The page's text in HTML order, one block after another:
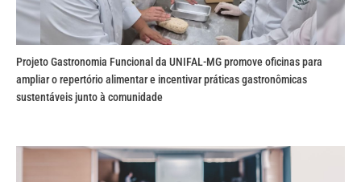
Projeto Gastronomia Funcional da UNIFAL-MG promove oficinas para
ampliar o repertório alimentar e incentivar práticas gastronômicas
sustentáveis junto à comunidade